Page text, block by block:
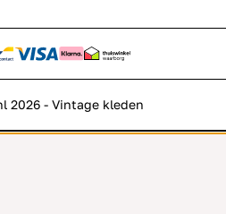
2026 - Vintage kleden